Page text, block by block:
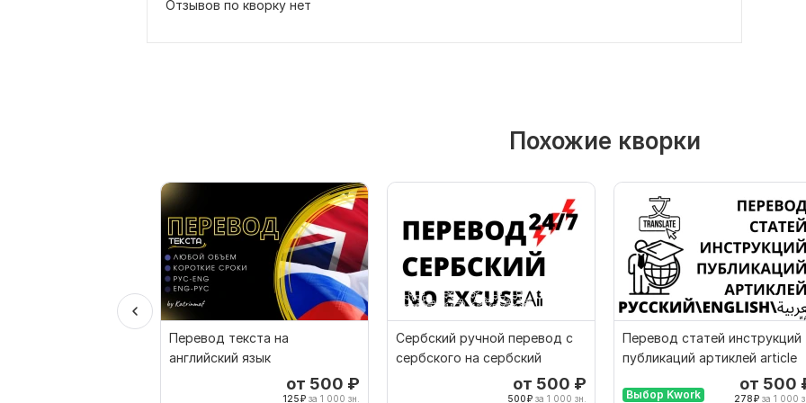
Отзывов по кворку нет
Похожие кворки
Перевод текста на
английский язык
от 500 ₽
125₽ за 1 000 зн.
Сербский ручной перевод с
сербского на сербский
от 500 ₽
500₽ за 1 000 зн.
Перевод статей инструкций
публикаций артиклей article
Выбор Kwork
от 500
278₽ за 1 000